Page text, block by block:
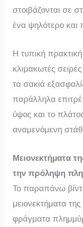
στοιβάζονται σε
ένα ψηλότερο και
Η τυπική
κλιμακωτές
τα σακιά
παράλληλα
ύψος και το
αναμενόμενη
Μειονεκτήματα
την πρόληψη
Το παραπάνω
μειονεκτήματα
φράγματα